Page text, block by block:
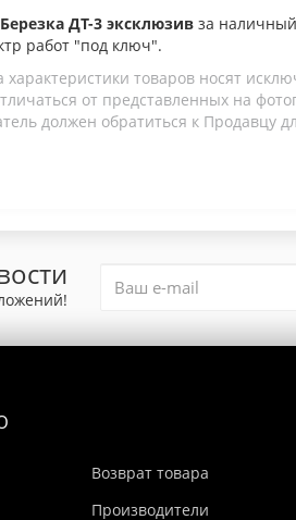
ДТ-3 эксклюзив за
работ "под ключ".
товаров носят
от представленных на
должен обратиться к Продавцу
Возврат товара
Производители